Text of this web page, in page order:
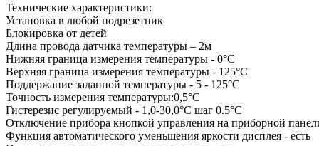
Технические характеристики:
Установка в любой подрезетник
Блокировка от детей
Длина провода датчика температуры – 2м
Нижняя граница измерения температуры - 0°С
Верхняя граница измерения температуры - 125°С
Поддержание заданной температуры - 5 - 125°С
Точность измерения температуры:0,5°С
Гистерезис регулируемый - 1,0-30,0°С шаг 0.5°С
Отключение прибора кнопкой управления на приборной
Функция автоматического уменьшения яркости дисплея - есть